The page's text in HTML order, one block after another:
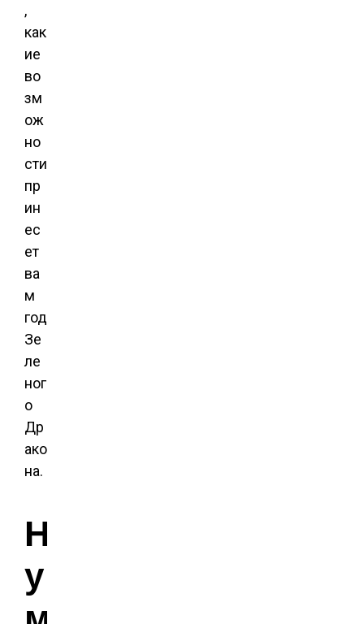
,
как
ие
во
зм
ож
но
сти
пр
ин
ес
ет
ва
м
год
Зе
ле
ног
о
Др
ако
на.
Н
у